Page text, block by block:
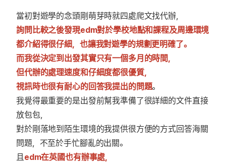
當初對遊學的念頭剛萌芽時就四處爬文找代辦，
詢問比較之後發現edm對於學校地點和課程及周邊環境
都介紹得很仔細，也讓我對遊學的規劃更明確了。
而我從決定到出發其實只有一個多月的時間，
但代辦的處理速度和仔細度都很優質，
視訊時也很有耐心的回答我提出的問題。
我覺得最重要的是出發前幫我準備了很詳細的文件直接
放包包，
對於剛落地到陌生環境的我提供很方便的方式回答海關
問題，不至於手忙腳亂的出關。
且edm在英國也有辦事處，